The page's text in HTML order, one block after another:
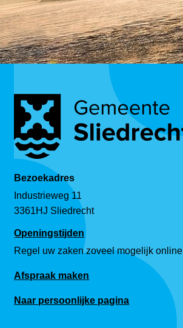
Bezoekadres
Industrieweg 11
3361HJ Sliedrecht
Openingstijden
Regel uw zaken zoveel mogelijk online
Afspraak maken
Naar persoonlijke pagina